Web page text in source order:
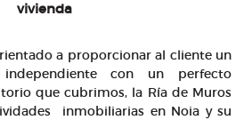
vivienda
a proporcionar al cliente un
con un perfecto
que cubrimos, la Ría de Muros
inmobiliarias en Noia y su